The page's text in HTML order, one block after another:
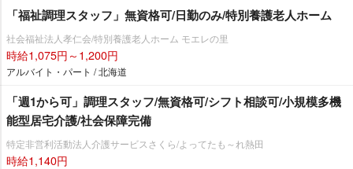
「福祉調理スタッフ」無資格可/日勤のみ/特別養護老人ホーム
社会福祉法人孝仁会/特別養護老人ホーム モエレの里
時給1,075円～1,200円
アルバイト・パート / 北海道
「週1から可」調理スタッフ/無資格可/シフト相談可/小規模多機
能型居宅介護/社会保障完備
特定非営利活動法人介護サービスさくら/よってたも～れ熱田
時給1,140円